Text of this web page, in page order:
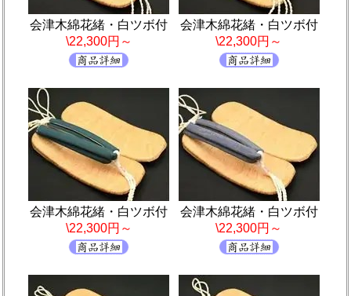
会津木綿花緒・白ツボ付
\22,300円～
会津木綿花緒・白ツボ付
\22,300円～
会津木綿花緒・白ツボ付
\22,300円～
会津木綿花緒・白ツボ付
\22,300円～